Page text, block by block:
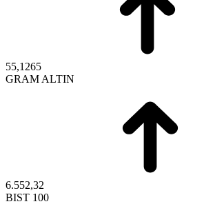
55,1265
GRAM ALTIN
6.552,32
BIST 100